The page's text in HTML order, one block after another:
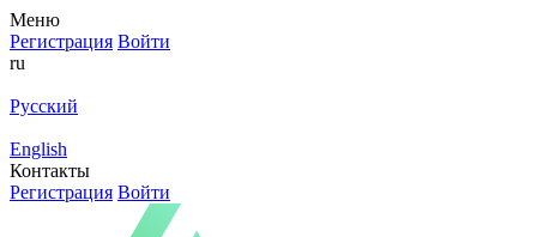
Меню
Регистрация Войти
ru
Русский
English
Контакты
Регистрация Войти